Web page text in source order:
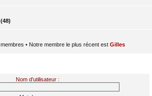
(48)
membres • Notre membre le plus récent est Gilles
Nom d’utilisateur :